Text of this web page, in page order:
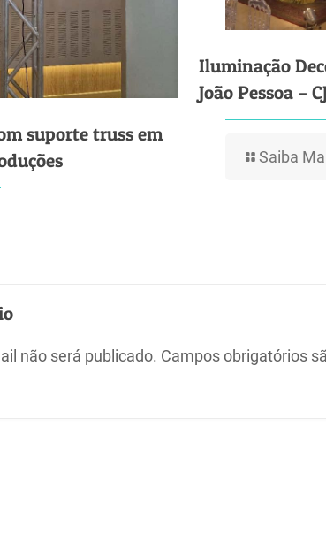
suporte truss em
Iluminação
João Pessoa –
Saiba
não será publicado. Campos obrigatórios